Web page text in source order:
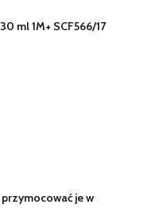
ml 1M+ SCF566/17
je w